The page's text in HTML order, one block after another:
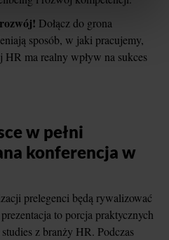
Dołącz do grona
sposób, w jaki pracujemy,
HR ma realny wpływ na sukces
w pełni
konferencja w
prelegenci będą rywalizować
to porcja praktycznych
z branży HR. Podczas